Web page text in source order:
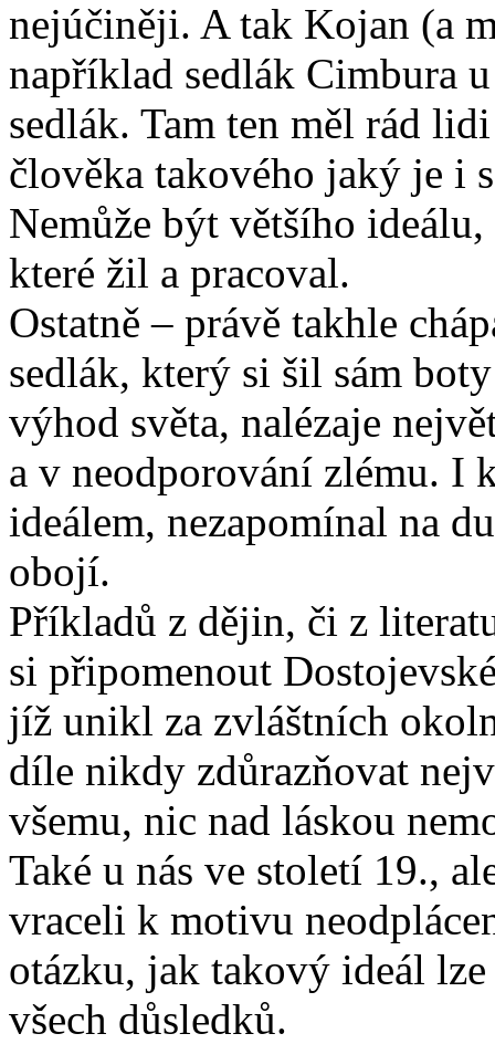
nejúčiněji. A tak Kojan (a
například sedlák Cimbura
sedlák. Tam ten měl rád
člověka takového jaký je i
Nemůže být většího
které žil a pracoval.
Ostatně – právě takhle
sedlák, který si šil sám
výhod světa, nalézaje
a v neodporování zlému. I
ideálem, nezapomínal na
obojí.
Příkladů z dějin, či z
si připomenout
jíž unikl za zvláštních
díle nikdy zdůrazňovat
všemu, nic nad láskou
Také u nás ve století 19.,
vraceli k motivu
otázku, jak takový ideál
všech důsledků.